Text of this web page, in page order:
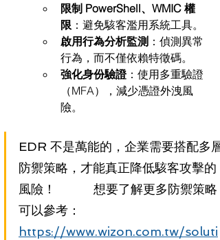
限制 PowerShell、WMIC 權
限 ：避免駭客濫用系統工具。
啟用行為分析監測 ：偵測異常
行為，而不僅依賴特徵碼。
強化身份驗證：使用多重驗證
（MFA），減少憑證外洩風
險。
EDR 不是萬能的，企業需要搭配多層
防禦策略，才能真正降低駭客攻擊的
風險！           想要了解更多防禦策略
可以參考：
https://www.wizon.com.tw/soluti